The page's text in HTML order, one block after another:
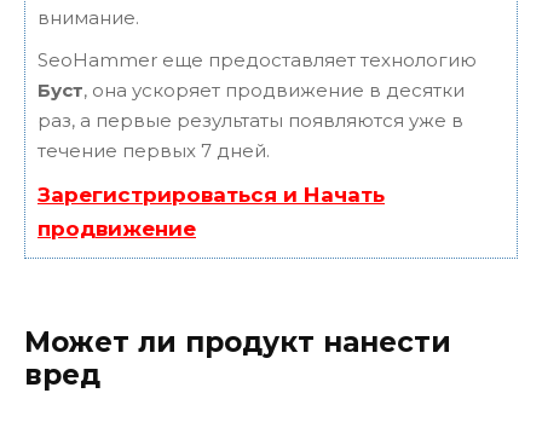
внимание.
SeoHammer еще предоставляет технологию
Буст, она ускоряет продвижение в десятки
раз, а первые результаты появляются уже в
течение первых 7 дней.
Зарегистрироваться и Начать
продвижение
Может ли продукт нанести
вред